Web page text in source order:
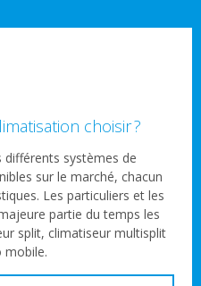
choisir ?
différents systèmes de
sur le marché, chacun
Les particuliers et les
partie du temps les
split, climatiseur multisplit
mobile.